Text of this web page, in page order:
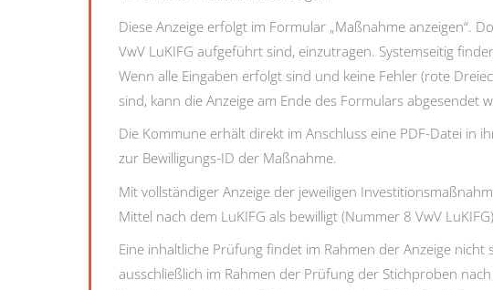
Diese Anzeige erfolgt im Formular „Maßnahme anzeigen“.
VwV LuKIFG aufgeführt sind, einzutragen. Systemseitig
Wenn alle Eingaben erfolgt sind und keine Fehler (rote
sind, kann die Anzeige am Ende des Formulars abgesendet
Die Kommune erhält direkt im Anschluss eine PDF-Datei in
zur Bewilligungs-ID der Maßnahme.
Mit vollständiger Anzeige der jeweiligen
Mittel nach dem LuKIFG als bewilligt (Nummer 8 VwV
Eine inhaltliche Prüfung findet im Rahmen der Anzeige nicht
ausschließlich im Rahmen der Prüfung der Stichproben